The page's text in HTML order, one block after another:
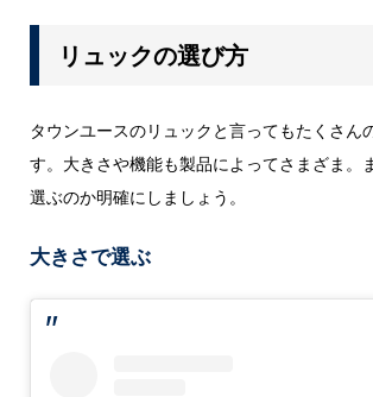
リュックの選び方
タウンユースのリュックと言ってもたくさん
す。大きさや機能も製品によってさまざま。
選ぶのか明確にしましょう。
大きさで選ぶ